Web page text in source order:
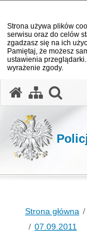
Strona używa plików
serwisu oraz do celów
zgadzasz się na ich
Pamiętaj, że możesz
ustawienia
wyrażenie zgody.
Strona główna
07.09.2011